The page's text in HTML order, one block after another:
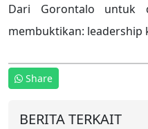
Dari Gorontalo untuk
membuktikan: leadership
Share
BERITA TERKAIT